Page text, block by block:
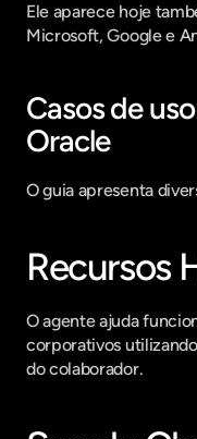
Ele aparece hoje
Microsoft, Google e
Casos de
Oracle
O guia apresenta
Recursos
O agente ajuda
corporativos
do colaborador.